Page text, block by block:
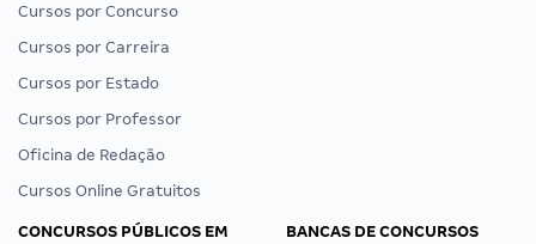
Cursos por Concurso
Cursos por Carreira
Cursos por Estado
Cursos por Professor
Oficina de Redação
Cursos Online Gratuitos
CONCURSOS PÚBLICOS EM
BANCAS DE CONCURSOS